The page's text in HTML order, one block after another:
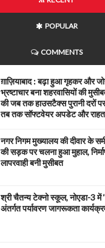
POPULAR
COMMENTS
ग़ाज़ियाबाद : बढ़ा हुआ गृहकर और
भ्रष्टाचार बना शहरवासियों की
की जब तक हाउसटैक्स पुरानी दरों पर
तब तक सॉफ्टवेयर अपडेट और राहत
नगर निगम मुख्यालय की दीवार के
की सड़क पर चलना हुआ मुहाल,
लापरवाही बनी मुसीबत
श्री चैतन्य टेक्नो स्कूल, नोएडा-3 में
अंतर्गत पर्यावरण जागरूकता